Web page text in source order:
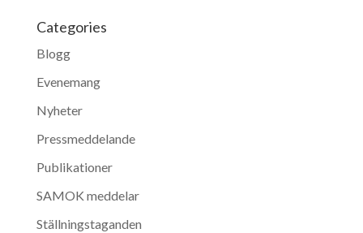
Categories
Blogg
Evenemang
Nyheter
Pressmeddelande
Publikationer
SAMOK meddelar
Ställningstaganden